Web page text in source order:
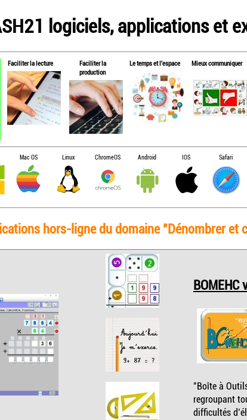
logiciels, applications et
Faciliter la lecture
Faciliter la
production
Le temps et l'espace Mieux communiquer
Mac OS Linux ChromeOS Android IOS Safari
hors-ligne du domaine "Dénombrer et
BOMEHC
"Boîte à
regroupant
difficultés